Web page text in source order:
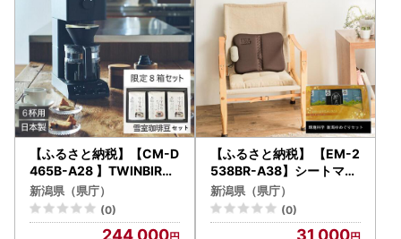
【ふるさと納税】【CM-D
465B-A28 】TWINBIRD
全自動コーヒーメーカー 6
杯用×雪室珈琲オリジナル
セット(８箱) セット
新潟県（県庁）
(0)
244,000
【ふるさと納税】 【EM-2
538BR-A38】シートマッ
サージャー×新潟湯めぐり
入浴剤６セット
新潟県（県庁）
(0)
31,000